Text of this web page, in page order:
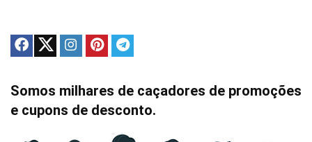
Somos milhares de caçadores de promoções
e cupons de desconto.